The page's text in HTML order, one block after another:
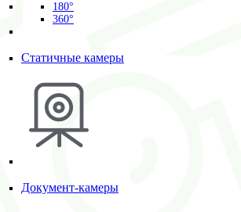
180°
360°
Статичные камеры
Документ-камеры